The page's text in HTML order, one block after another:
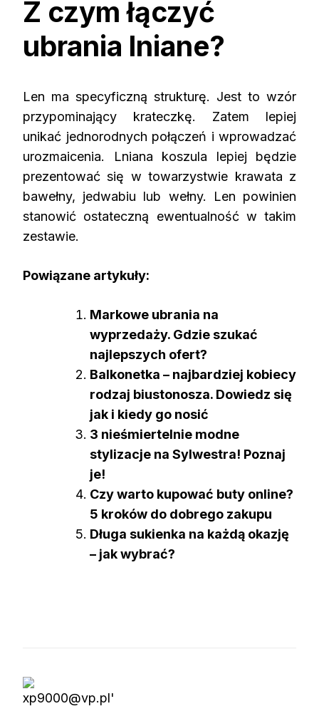
Z czym łączyć
ubrania lniane?
Len ma specyficzną strukturę. Jest to wzór
przypominający krateczkę. Zatem lepiej
unikać jednorodnych połączeń i wprowadzać
urozmaicenia. Lniana koszula lepiej będzie
prezentować się w towarzystwie krawata z
bawełny, jedwabiu lub wełny.
Len powinien
stanowić ostateczną ewentualność w takim
zestawie.
Powiązane artykuły:
Markowe ubrania na
wyprzedaży. Gdzie szukać
najlepszych ofert?
Balkonetka – najbardziej kobiecy
rodzaj biustonosza. Dowiedz się
jak i kiedy go nosić
3 nieśmiertelnie modne
stylizacje na Sylwestra! Poznaj
je!
Czy warto kupować buty online?
5 kroków do dobrego zakupu
Długa sukienka na każdą okazję
– jak wybrać?